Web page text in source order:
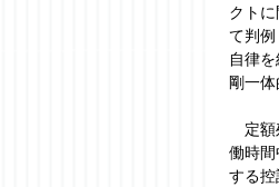
クト
て判
自律
剛一
定額
働時
する